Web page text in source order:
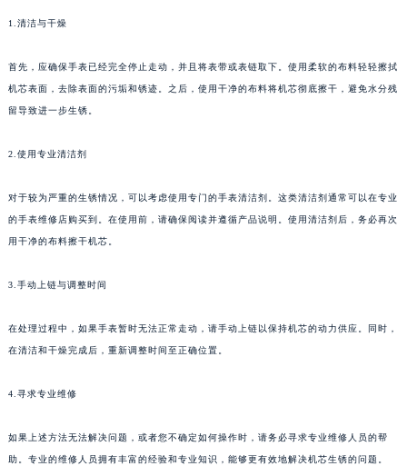
1.清洁与干燥
首先，应确保手表已经完全停止走动，并且将表带或表链取下。使用柔软的布料轻轻擦拭
机芯表面，去除表面的污垢和锈迹。之后，使用干净的布料将机芯彻底擦干，避免水分残
留导致进一步生锈。
2.使用专业清洁剂
对于较为严重的生锈情况，可以考虑使用专门的手表清洁剂。这类清洁剂通常可以在专业
的手表维修店购买到。在使用前，请确保阅读并遵循产品说明。使用清洁剂后，务必再次
用干净的布料擦干机芯。
3.手动上链与调整时间
在处理过程中，如果手表暂时无法正常走动，请手动上链以保持机芯的动力供应。同时，
在清洁和干燥完成后，重新调整时间至正确位置。
4.寻求专业维修
如果上述方法无法解决问题，或者您不确定如何操作时，请务必寻求专业维修人员的帮
助。专业的维修人员拥有丰富的经验和专业知识，能够更有效地解决机芯生锈的问题。